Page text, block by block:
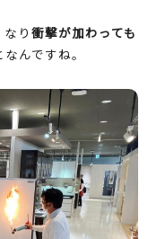
なり衝撃が加わっても
んですね。